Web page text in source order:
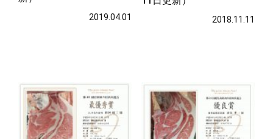
2019.04.01 2018.11.11